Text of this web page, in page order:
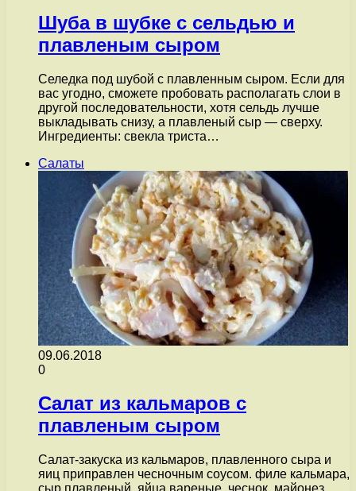
Шуба в шубке с сельдью и
плавленым сыром
Селедка под шубой с плавленным сыром. Если для
вас угодно, сможете пробовать располагать слои в
другой последовательности, хотя сельдь лучше
выкладывать снизу, а плавленый сыр — сверху.
Ингредиенты: свекла триста…
Салаты
09.06.2018
0
Салат из кальмаров с
плавленым сыром
Салат-закуска из кальмаров, плавленного сыра и
яиц приправлен чесночным соусом. филе кальмара,